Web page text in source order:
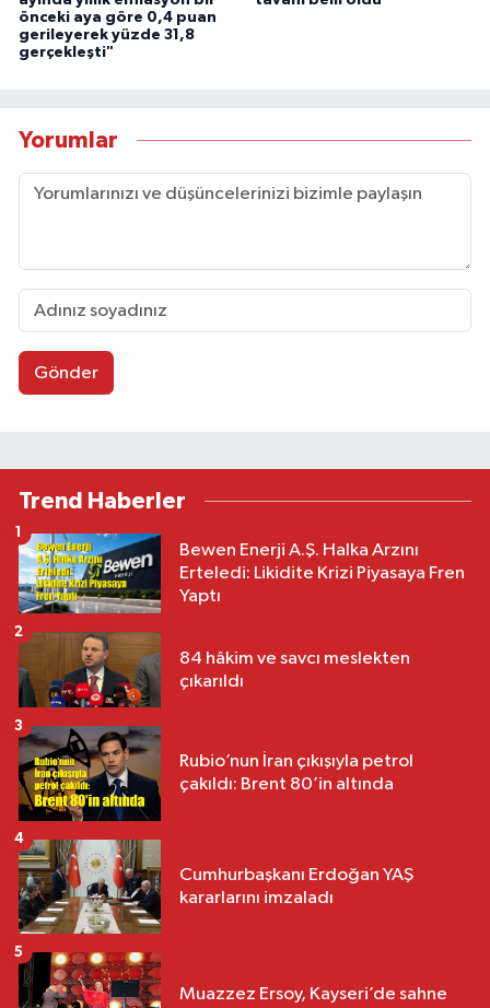
önceki aya göre 0,4 puan
gerileyerek yüzde 31,8
gerçekleşti"
Yorumlar
Gönder
Trend Haberler
Bewen Enerji A.Ş. Halka Arzını
Erteledi: Likidite Krizi Piyasaya Fren
Yaptı
1
84 hâkim ve savcı meslekten
çıkarıldı
2
Rubio’nun İran çıkışıyla petrol
çakıldı: Brent 80’in altında
3
Cumhurbaşkanı Erdoğan YAŞ
kararlarını imzaladı
4
Muazzez Ersoy, Kayseri’de sahne
5